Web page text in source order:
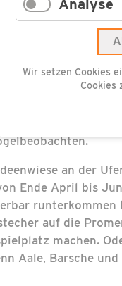
Seebad
am malerischen
von Loddin
Nur eine
den Kölpinsee vom
führt um
an der
Ende April bis
runterkommen
auf die
machen.
Aale, Barsche
Analyse
Wir setzen Cookies
Cookies